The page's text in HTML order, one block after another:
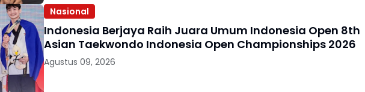
Nasional
Indonesia Berjaya Raih Juara Umum Indonesia Open 8th
Asian Taekwondo Indonesia Open Championships 2026
Agustus 09, 2026